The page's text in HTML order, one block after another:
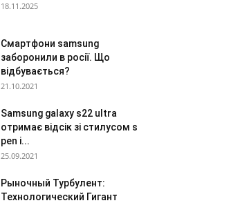
18.11.2025
Смартфони samsung
заборонили в росії. Що
відбувається?
21.10.2021
Samsung galaxy s22 ultra
отримає відсік зі стилусом s
pen і...
25.09.2021
Рыночный Турбулент:
Технологический Гигант